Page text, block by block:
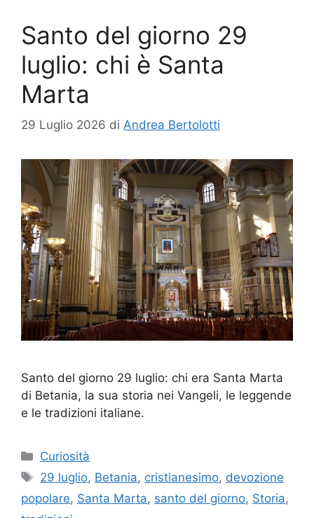
Santo del giorno 29
luglio: chi è Santa
Marta
29 Luglio 2026 di Andrea Bertolotti
Santo del giorno 29 luglio: chi era Santa Marta
di Betania, la sua storia nei Vangeli, le leggende
e le tradizioni italiane.
Categorie
Curiosità
Tag
29 luglio, Betania, cristianesimo, devozione
popolare, Santa Marta, santo del giorno, Storia,